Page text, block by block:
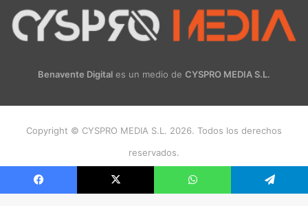
Benavente Digital es un medio de CYSPRO MEDIA S.L.
Copyright © CYSPRO MEDIA S.L. 2026. Todos los derechos
reservados.
Instagram
Facebook X WhatsApp Telegram